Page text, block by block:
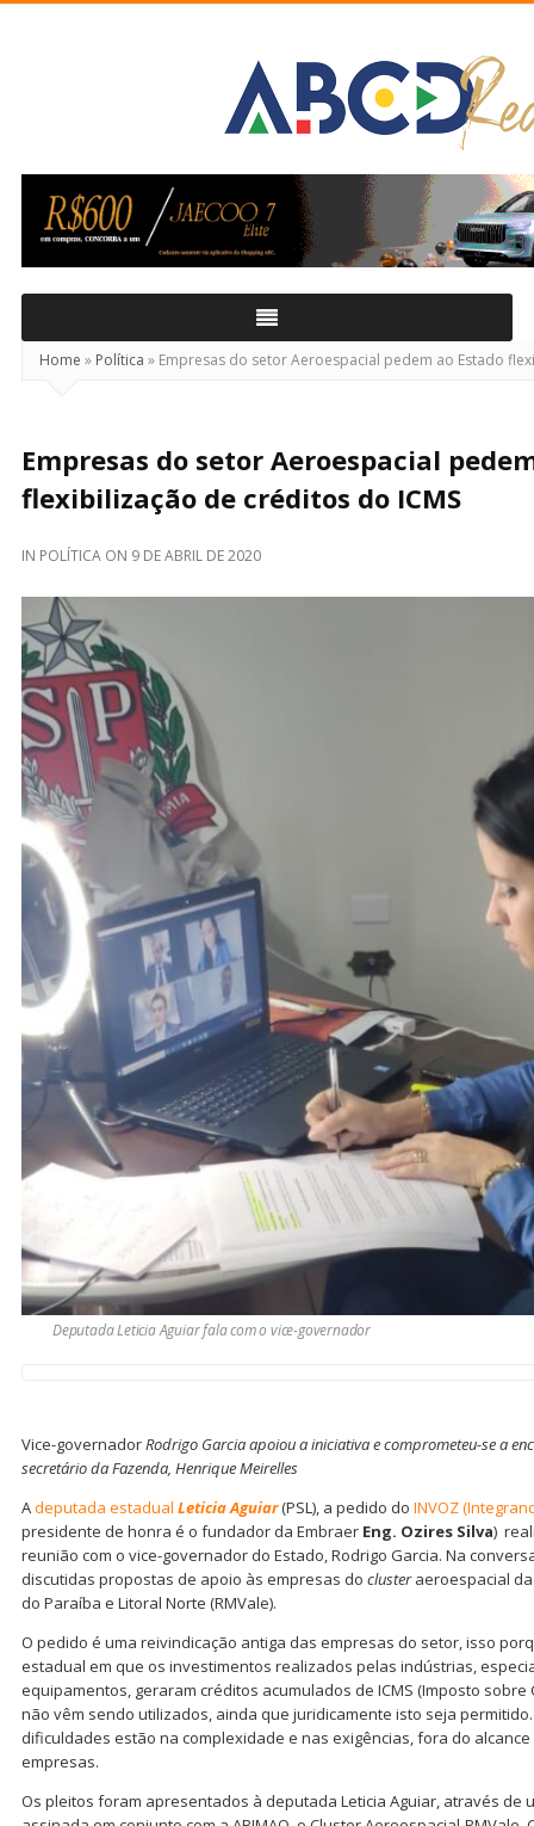
Real
Home » Política » Empresas do setor Aeroespacial pedem ao Estado
Empresas do setor Aeroespacial
flexibilização de créditos do ICMS
IN POLÍTICA ON 9 DE ABRIL DE 2020
Deputada Leticia Aguiar fala com o vice-governador
Vice-governadorRodrigo Garcia apoiou a iniciativa e comprometeu-se a
secretário da Fazenda, Henrique Meirelles
Adeputada estadual Leticia Aguiar(PSL), a pedido do INVOZ
presidente de honra é o fundador da Embraer Eng. Ozires Silva)
reunião com o vice-governador do Estado, Rodrigo Garcia. Na
discutidas propostas de apoio às empresas do clusteraeroespacial
do Paraíba e Litoral Norte (RMVale).
O pedido é uma reivindicação antiga das empresas do setor, isso
estadual em que os investimentos realizados pelas indústrias,
equipamentos, geraram créditos acumulados de ICMS (Imposto sobre
não vêm sendo utilizados, ainda que juridicamente isto seja
dificuldades estão na complexidade e nas exigências, fora do
empresas.
Os pleitos foram apresentados à deputada Leticia Aguiar, através de